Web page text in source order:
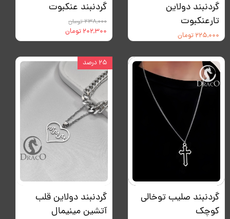
گردنبند دولاین
تارعنکبوت
۲۲۵,۰۰۰ تومان
گردنبند عنکبوت
۲۳۸,۰۰۰ تومان
۲۰۲,۳۰۰ تومان
گردنبند صلیب توخالی
کوچک
گردنبند دولاین قلب
آتشین مینیمال
۲۵ درصد